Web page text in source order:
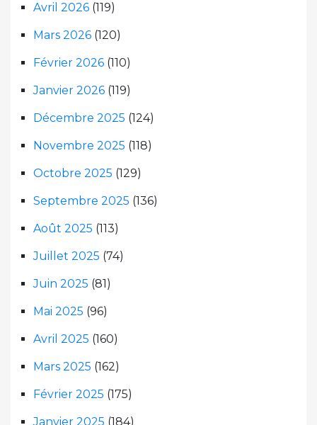
Avril 2026 (119)
Mars 2026 (120)
Février 2026 (110)
Janvier 2026 (119)
Décembre 2025 (124)
Novembre 2025 (118)
Octobre 2025 (129)
Septembre 2025 (136)
Août 2025 (113)
Juillet 2025 (74)
Juin 2025 (81)
Mai 2025 (96)
Avril 2025 (160)
Mars 2025 (162)
Février 2025 (175)
Janvier 2025 (184)